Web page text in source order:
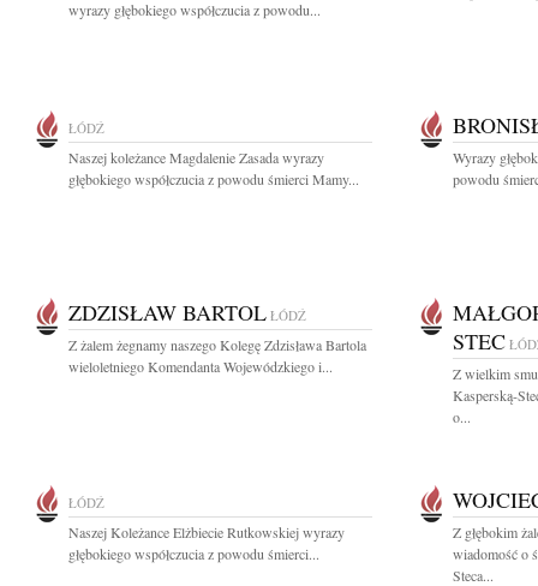
wyrazy głębokiego współczucia z powodu...
ŁÓDŹ
Naszej koleżance Magdalenie Zasada wyrazy
głębokiego współczucia z powodu śmierci Mamy...
Wyrazy
powodu
ZDZISŁAW BARTOL ŁÓDŹ
Z żalem żegnamy naszego Kolegę Zdzisława Bartola
wieloletniego Komendanta Wojewódzkiego i...
STEC
Z wielkim
Kasperską-
o...
ŁÓDŹ
Naszej Koleżance Elżbiecie Rutkowskiej wyrazy
głębokiego współczucia z powodu śmierci...
Z głębokim
wiadomość o
Steca...